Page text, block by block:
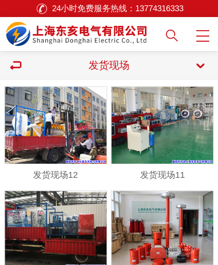
24小时免费服务热线： 13774316333
发货现场
发货现场12 发货现场11